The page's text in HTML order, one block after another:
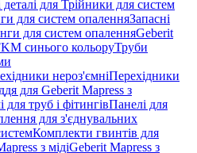
деталі для Трійники для систем
для систем опаленняЗапасні
для систем опаленняGeberit
синього кольоруТруби
нероз'ємніПерехідники
для Geberit Mapress з
труб і фітингівПанелі для
для з'єднувальних
Комплекти гвинтів для
з мідіGeberit Mapress з